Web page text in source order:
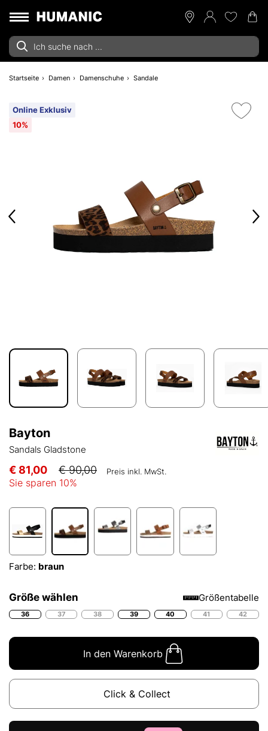
Startseite Damen Damenschuhe Sandale
Online Exklusiv
10%
Bayton
Sandals Gladstone
€ 81,00 € 90,00 Preis inkl. MwSt.
Sie sparen 10%
Farbe: braun
Größe wählen Größentabelle
36 37 38 39 40 41 42
In den Warenkorb
Click & Collect